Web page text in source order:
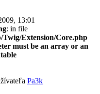
13:01
: in file
Extension/Core.php
must be an array or an
Pa3k